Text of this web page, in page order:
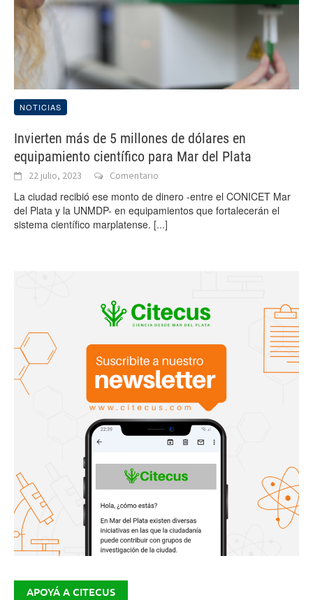
NOTICIAS
Invierten más de 5 millones de dólares en
equipamiento científico para Mar del Plata
22 julio, 2023 Comentario
La ciudad recibió ese monto de dinero -entre el CONICET Mar
del Plata y la UNMDP- en equipamientos que fortalecerán el
sistema científico marplatense. [...]
APOYÁ A CITECUS